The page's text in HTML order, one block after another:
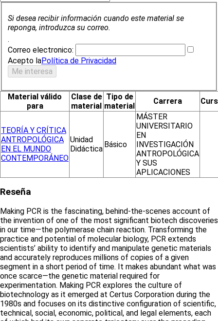
Si desea recibir información cuando este material se
reponga, introduzca su correo.
.
Correo electronico:
Acepto laPolítica de Privacidad
Material válido
para
Clase de
material
Tipo de
material
Carrera
TEORÍA Y CRÍTICA
ANTROPOLÓGICA
EN EL MUNDO
CONTEMPORÁNEO
Unidad
Didáctica Básico
MÁSTER
UNIVERSITARIO
EN
INVESTIGACIÓN
ANTROPOLÓGICA
Y SUS
APLICACIONES
Reseña
Making PCR is the fascinating, behind-the-scenes account of
the invention of one of the most significant biotech discoveries
in our time—the polymerase chain reaction. Transforming the
practice and potential of molecular biology, PCR extends
scientists’ ability to identify and manipulate genetic materials
and accurately reproduces millions of copies of a given
segment in a short period of time. It makes abundant what was
once scarce—the genetic material required for
experimentation. Making PCR explores the culture of
biotechnology as it emerged at Certus Corporation during the
1980s and focuses on its distinctive configuration of scientific,
technical, social, economic, political, and legal elements, each